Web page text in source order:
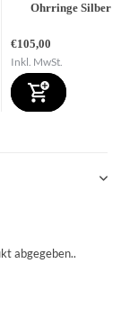
Ohrringe Silber
€105,00
Inkl. MwSt.
abgegeben..